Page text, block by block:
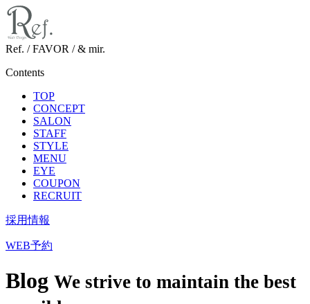
Ref. / FAVOR / & mir.
Contents
TOP
CONCEPT
SALON
STAFF
STYLE
MENU
EYE
COUPON
RECRUIT
採用情報
WEB予約
Blog We strive to maintain the best